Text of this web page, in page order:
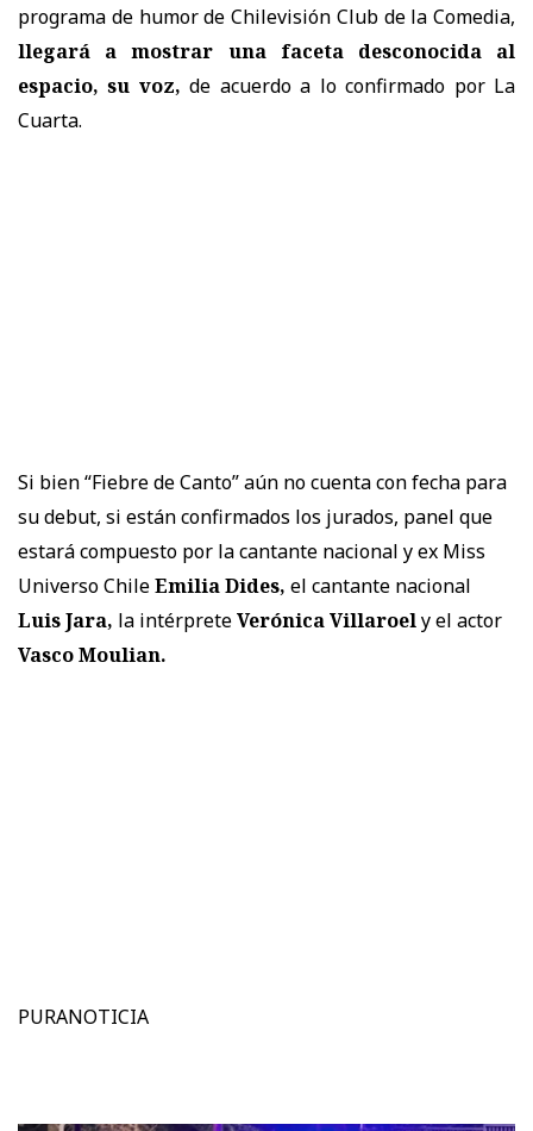
programa de humor de Chilevisión Club de la Comedia,
llegará a mostrar una faceta desconocida al
espacio, su voz,de acuerdo a lo confirmado por La
Cuarta.
Si bien “Fiebre de Canto” aún no cuenta con fecha para
su debut, si están confirmados los jurados, panel que
estará compuesto por la cantante nacional y ex Miss
Universo ChileEmilia Dides, el cantante nacional
Luis Jara, la intérpreteVerónica Villaroely el actor
Vasco Moulian.
PURANOTICIA